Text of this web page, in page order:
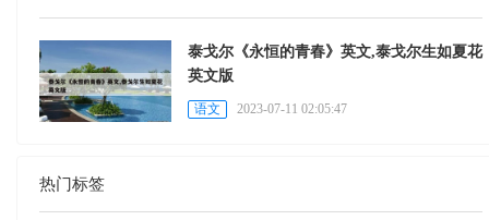
泰戈尔《永恒的青春》英文,泰戈尔生如夏花
英文版
语文 2023-07-11 02:05:47
热门标签